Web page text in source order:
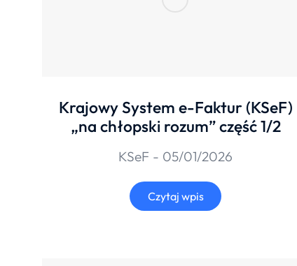
Krajowy System e-Faktur (KSeF)
„na chłopski rozum” część 1/2
KSeF 05/01/2026
Czytaj wpis